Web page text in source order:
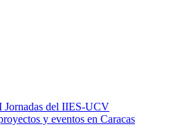
Jornadas del IIES-UCV
y eventos en Caracas